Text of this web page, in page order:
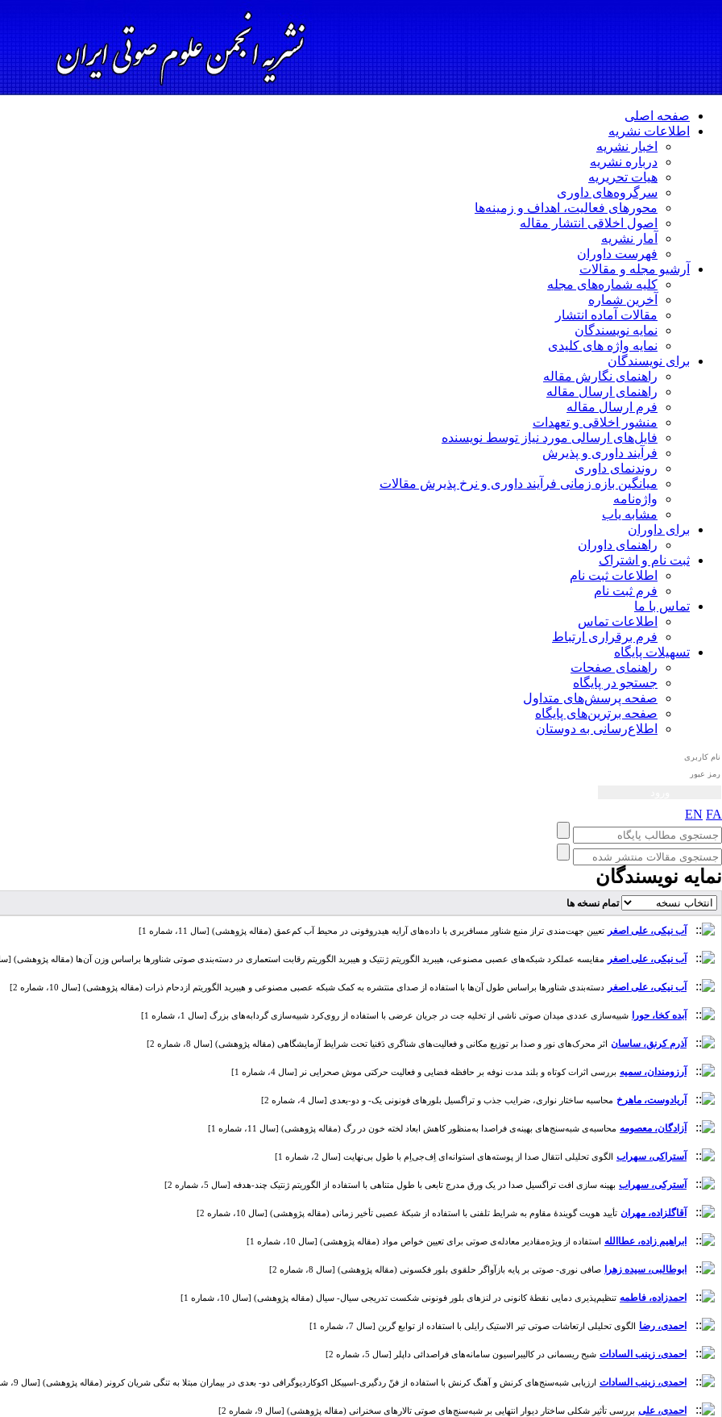
صفحه اصلی
اطلاعات نشریه
اخبار نشریه
درباره نشریه
هیات تحریریه
سرگروه‌های داوری
محورهای فعالیت، اهداف و زمینه‌ها
اصول اخلاقی انتشار مقاله
آمار نشریه
فهرست داوران
آرشیو مجله و مقالات
کلیه شماره‌های مجله
آخرین شماره
مقالات آماده انتشار
نمایه نویسندگان
نمایه واژه های کلیدی
برای نویسندگان
راهنمای نگارش مقاله
راهنمای ارسال مقاله
فرم ارسال مقاله
منشور اخلاقی و تعهدات
فایل‌های ارسالی مورد نیاز توسط نویسنده
فرآیند داوری و پذیرش
روندنمای داوری
میانگین بازه زمانی فرآیند داوری و نرخ پذیرش مقالات
واژه‌نامه
مشابه یاب
برای داوران
راهنمای داوران
ثبت نام و اشتراک
اطلاعات ثبت نام
فرم ثبت نام
تماس با ما
اطلاعات تماس
فرم برقراری ارتباط
تسهیلات پایگاه
راهنمای صفحات
جستجو در پایگاه
صفحه پرسش‌های متداول
صفحه برترین‌های پایگاه
اطلاع‌رسانی به دوستان
EN FA
نمایه نویسندگان
تمام نسخه ها
آب نیکی، علی اصغر تعیین جهت‌مندی تراز منبع شناور مسافربری با داده‌های آرایه هیدروفونی در محیط آب کم‌عمق (مقاله پژوهشی) [سال 11، شماره 1]
آب نیکی، علی اصغر مقایسه عملکرد شبکه‌های عصبی مصنوعی، هیبرید الگوریتم ژنتیک و هیبرید الگوریتم رقابت استعماری در دسته‌بندی صوتی شناورها براساس وزن آن‌ها (مقاله پژوهشی) [سال 11،
آب نیکی، علی اصغر دسته‌بندی شناورها براساس طول آن‌ها با استفاده از صدای منتشره به کمک شبکه عصبی مصنوعی و هیبرید الگوریتم ازدحام ذرات (مقاله پژوهشی) [سال 10، شماره 2]
آبده کخا، حورا شبیه‌سازی عددی میدان صوتی ناشی از تخلیه جت در جریان عرضی با استفاده از روی‌کرد شبیه‌سازی گردابه‌های بزرگ [سال 1، شماره 1]
آذرم کرنق، ساسان اثر محرک‌های نور و صدا بر توزیع مکانی و فعالیت‌های شناگری دَفنیا تحت شرایط آزمایشگاهی (مقاله پژوهشی) [سال 8، شماره 2]
آرزومندان، سمیه بررسی اثرات کوتاه و بلند مدت نوفه بر حافظه فضایی و فعالیت حرکتی موش صحرایی نر [سال 4، شماره 1]
آریادوست، ماهرخ محاسبه ساختار نواری، ضرایب جذب و تراگسیل بلورهای فونونی یک- و دو-بعدی [سال 4، شماره 2]
آزادگان، معصومه محاسبه‌ی شبه‌سنج‌های بهینه‌ی فراصدا به‌منظور کاهش ابعاد لخته خون در رگ (مقاله پژوهشی) [سال 11، شماره 1]
آستراکی، سهراب الگوی تحلیلی انتقال صدا از پوسته‌های استوانه‌ای اِف‌جی‌اِم با طول بی‌نهایت [سال 2، شماره 1]
آسترکی، سهراب بهینه سازی افت تراگسیل صدا در یک ورق مدرج تابعی با طول متناهی با استفاده از الگوریتم ژنتیک چند-هدفه [سال 5، شماره 2]
آقاگلزاده، مهران تأیید هویت گویندۀ مقاوم به شرایط تلفنی با استفاده از شبکۀ عصبی تأخیر زمانی (مقاله پژوهشی) [سال 10، شماره 2]
ابراهیم زاده، عطاالله استفاده از ویژه‌مقادیر معادله‌ی صوتی برای تعیین خواص مواد (مقاله پژوهشی) [سال 10، شماره 1]
ابوطالبی، سیده زهرا صافی نوری- صوتی بر پایه بازآواگر حلقوی بلور فکسونی (مقاله پژوهشی) [سال 8، شماره 2]
احمدزاده، فاطمه تنظیم‌پذیری دمایی نقطۀ کانونی در لنزهای بلور فونونی شکست تدریجی سیال- سیال (مقاله پژوهشی) [سال 10، شماره 1]
احمدی، رضا الگوی تحلیلی ارتعاشات صوتی تیر الاستیک رایلی با استفاده از توابع گرین [سال 7، شماره 1]
احمدی، زینب السادات شبح ریسمانی در کالیبراسیون سامانه‌های فراصدائی داپلر [سال 5، شماره 2]
احمدی، زینب السادات ارزیابی شبه‌سنج‌های کرنش و آهنگ کرنش با استفاده از فنّ ردگیری-اسپیکل اکوکاردیوگرافی دو- بعدی در بیماران مبتلا به تنگی شریان کرونر (مقاله پژوهشی) [سال 9، شماره 2]
احمدی، علی بررسی تأثیر شکلی ساختار دیوار انتهایی بر شبه‌سنج‌های صوتی تالار‌های سخنرانی (مقاله پژوهشی) [سال 9، شماره 2]